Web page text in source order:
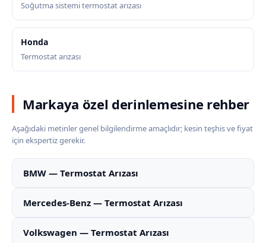
Soğutma sistemi termostat arızası
Honda
Termostat arızası
Markaya özel derinlemesine rehber
Aşağıdaki metinler genel bilgilendirme amaçlıdır; kesin teşhis ve fiyat
için ekspertiz gerekir.
BMW — Termostat Arızası
Mercedes-Benz — Termostat Arızası
Volkswagen — Termostat Arızası